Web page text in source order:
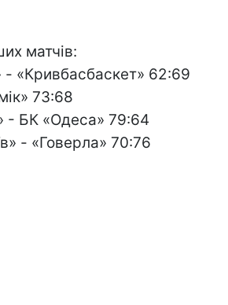
матчів:
- «Кривбасбаскет» 62:69
73:68
- БК «Одеса» 79:64
- «Говерла» 70:76